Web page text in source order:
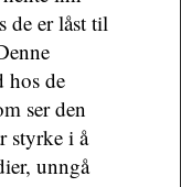
de er låst til
hos de
ser den
styrke i å
unngå